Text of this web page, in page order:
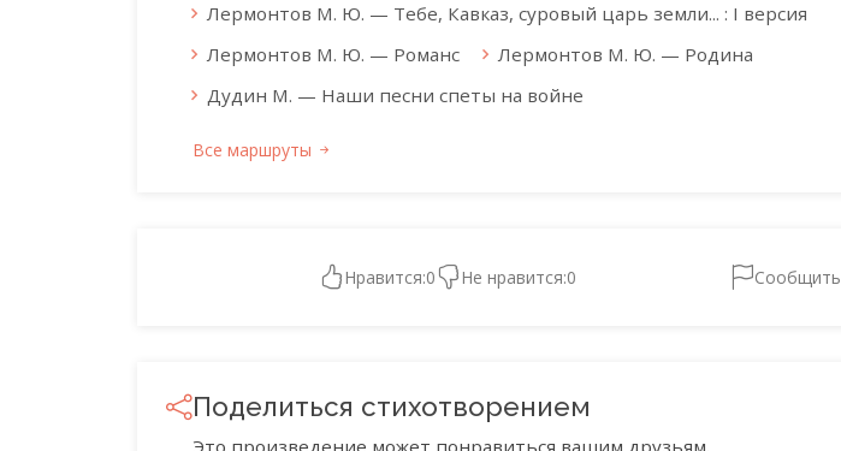
Лермонтов М. Ю. — Тебе, Кавказ, суровый царь земли... : I версия
Лермонтов М. Ю. — Романс
Лермонтов М. Ю. — Родина
Дудин М. — Наши песни спеты на войне
Все маршруты
Нравится:0 Не нравится:0 Сообщить
Поделиться стихотворением